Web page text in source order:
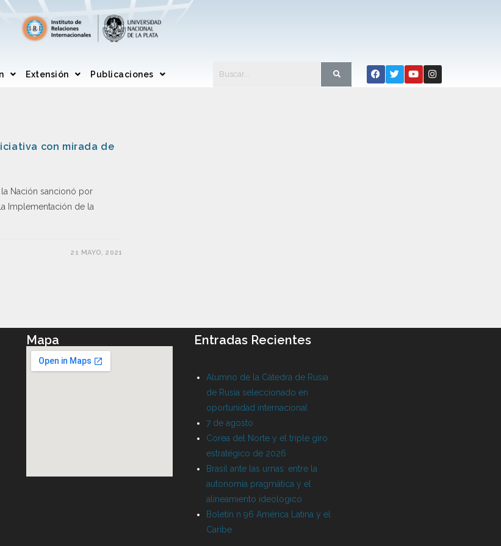
Extensión Publicaciones
con mirada de
Nación sancionó por
Implementación de la
21 MAYO, 2021
Mapa Entradas Recientes
Alumno de la Cátedra de Rusia
de Rusia seleccionado en
oportunidad internacional
7 de agosto
Corea del Norte y el triple giro
estratégico de 2026
Brasil ante las urnas: entre la
autonomía pragmática y el
alineamiento ideológico
Boletín n 96 América Latina y el
Caribe